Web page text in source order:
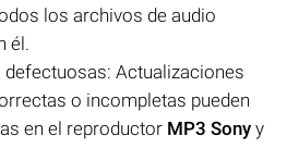
los archivos de audio
él.
Actualizaciones
o incompletas pueden
en el reproductor MP3 Sony y